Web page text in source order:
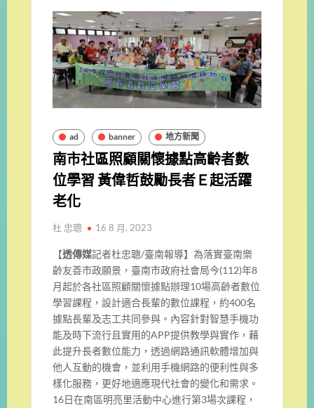
單
ad banner 地方新聞
南市社區照顧關懷據點高齡者數
位學習 黃偉哲鼓勵長者Ｅ起活躍
老化
杜 忠聰 16 8 月, 2023
【透傳媒記者杜忠聰/臺南報導】為落實臺南樂
齡友善市政願景，臺南市政府社會局今(112)年8
月起於各社區照顧關懷據點辦理10場高齡者數位
學習課程， 設計適合長輩的數位課程，約400名
據點長輩及志工共同參與。 內容針對智慧手機功
能及時下流行且實用的APP提供教學與實作， 藉
此提升長者數位能力，透過網路通訊軟體增加與
他人互動的機會， 並利用手機網路的便利性與多
樣化服務， 更好地適應現代社會的變化和需求。
16日在南區明亮里活動中心進行第3場次課程，